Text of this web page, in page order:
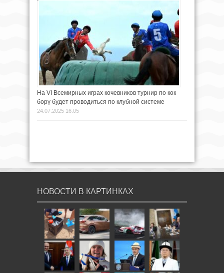
На VI Всемирных играх кочевников турнир по көк
бөрү будет проводиться по клубной системе
24.07.2025 16:05
НОВОСТИ В КАРТИНКАХ